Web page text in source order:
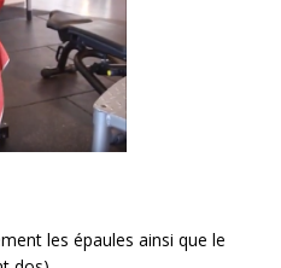
les épaules ainsi que le